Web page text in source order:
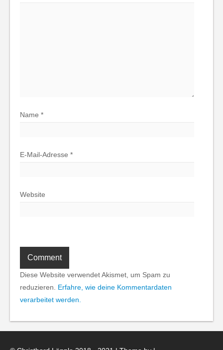
Name *
E-Mail-Adresse *
Website
Diese Website verwendet Akismet, um Spam zu
reduzieren. Erfahre, wie deine Kommentardaten
verarbeitet werden.